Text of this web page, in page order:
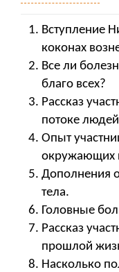
Вступление
коконах
Все ли
благо всех?
Рассказ
потоке
Опыт
окружающих
Дополнения
тела.
Головные
Рассказ
прошлой
Насколько